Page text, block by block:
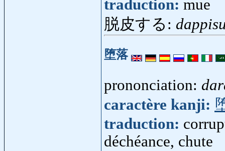
traduction: mue
脱皮する:
堕落
prononciation:
caractère kanji:
traduction:
déchéance, chute